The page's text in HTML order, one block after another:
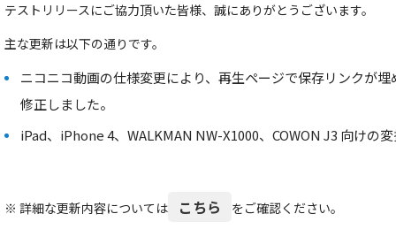
テストリリースにご協力頂いた皆様、誠にありがとうございます。
主な更新は以下の通りです。
ニコニコ動画の仕様変更により、再生ページで保存リンクが
修正しました。
iPad、iPhone 4、WALKMAN NW-X1000、COWON J3 向けの
※ 詳細な更新内容については こちら
をご確認ください。